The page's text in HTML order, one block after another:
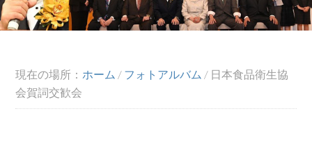
現在の場所： ホーム / フォトアルバム / 日本食品衛生協
会賀詞交歓会